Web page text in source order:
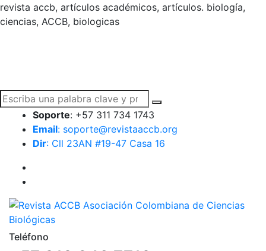
revista accb, artículos académicos, artículos. biología,
ciencias, ACCB, biologicas
Soporte: +57 311 734 1743
Email: soporte@revistaaccb.org
Dir: Cll 23AN #19-47 Casa 16
Teléfono